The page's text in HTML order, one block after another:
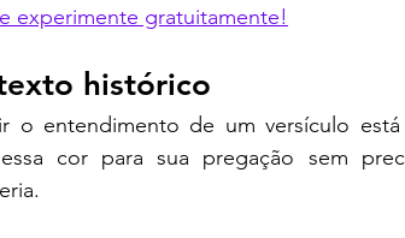
e experimente gratuitamente!
histórico
o entendimento de um versículo
cor para sua pregação sem